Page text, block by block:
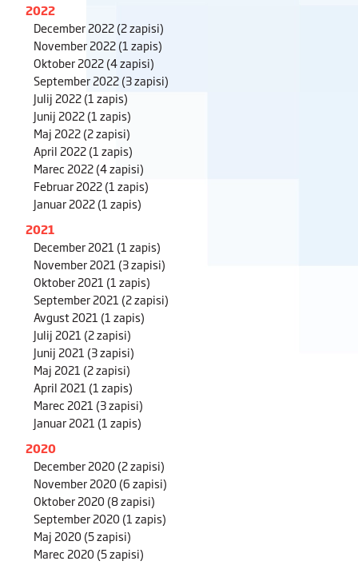
2022
December 2022(2 zapisi)
November 2022(1 zapis)
Oktober 2022(4 zapisi)
September 2022(3 zapisi)
Julij 2022(1 zapis)
Junij 2022(1 zapis)
Maj 2022(2 zapisi)
April 2022(1 zapis)
Marec 2022(4 zapisi)
Februar 2022(1 zapis)
Januar 2022(1 zapis)
2021
December 2021 (1 zapis)
November 2021 (3 zapisi)
Oktober 2021 (1 zapis)
September 2021 (2 zapisi)
Avgust 2021 (1 zapis)
Julij 2021 (2 zapisi)
Junij 2021 (3 zapisi)
Maj 2021 (2 zapisi)
April 2021 (1 zapis)
Marec 2021 (3 zapisi)
Januar 2021 (1 zapis)
2020
December 2020(2 zapisi)
November 2020(6 zapisi)
Oktober 2020(8 zapisi)
September 2020(1 zapis)
Maj 2020(5 zapisi)
Marec 2020(5 zapisi)